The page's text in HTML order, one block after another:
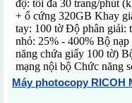
độ: tối đa 30 trang/phút
+ ổ cứng 320GB Khay
tay: 100 tờ Độ phân giải:
nhỏ: 25% - 400% Bộ
năng chứa giấy 100 tờ)
mạng nội bộ Chức năng
Chuẩn kết nối: Ethernet
Base-T Chức năng đặc
Máy photocopy RICOH